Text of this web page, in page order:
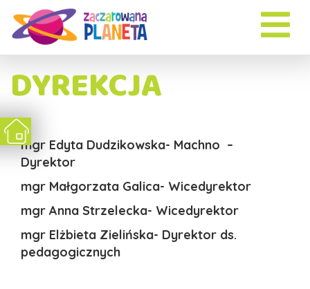
DYREKCJA
mgr Edyta Dudzikowska- Machno –
Dyrektor
mgr Małgorzata Galica- Wicedyrektor
mgr Anna Strzelecka- Wicedyrektor
mgr Elżbieta Zielińska- Dyrektor ds.
pedagogicznych